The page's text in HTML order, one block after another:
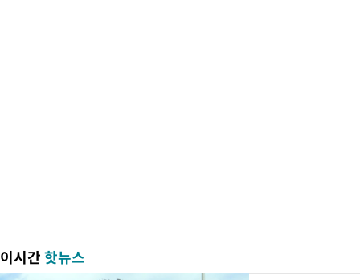
이시간핫뉴스